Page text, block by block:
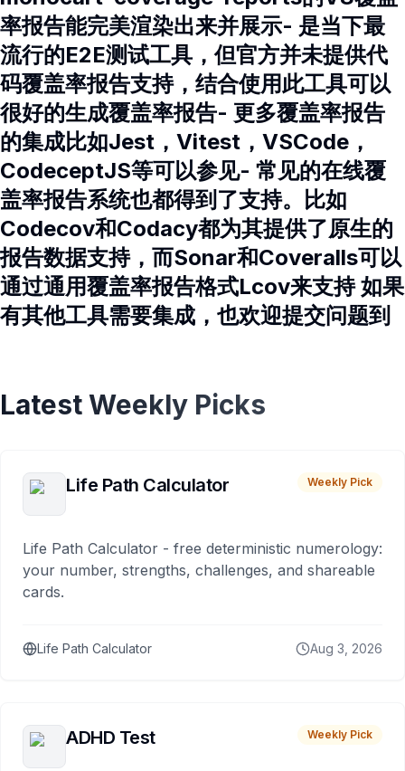
率报告能完美渲染出来并展示- 是当下最
流行的E2E测试工具，但官方并未提供代
码覆盖率报告支持，结合使用此工具可以
很好的生成覆盖率报告- 更多覆盖率报告
的集成比如Jest，Vitest，VSCode，
CodeceptJS等可以参见- 常见的在线覆
盖率报告系统也都得到了支持。比如
Codecov和Codacy都为其提供了原生的
报告数据支持，而Sonar和Coveralls可以
通过通用覆盖率报告格式Lcov来支持 如果
有其他工具需要集成，也欢迎提交问题到
Latest Weekly Picks
Life Path Calculator Weekly Pick
Life Path Calculator - free deterministic numerology:
your number, strengths, challenges, and shareable
cards.
Life Path Calculator Aug 3, 2026
ADHD Test Weekly Pick